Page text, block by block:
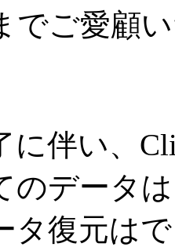
でご愛顧
に伴い、
のデータ
タ復元は